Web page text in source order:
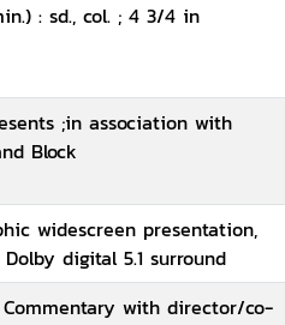
: sd., col. ; 4 3/4 in
;in association with
Block
widescreen presentation,
Dolby digital 5.1 surround
with director/co-